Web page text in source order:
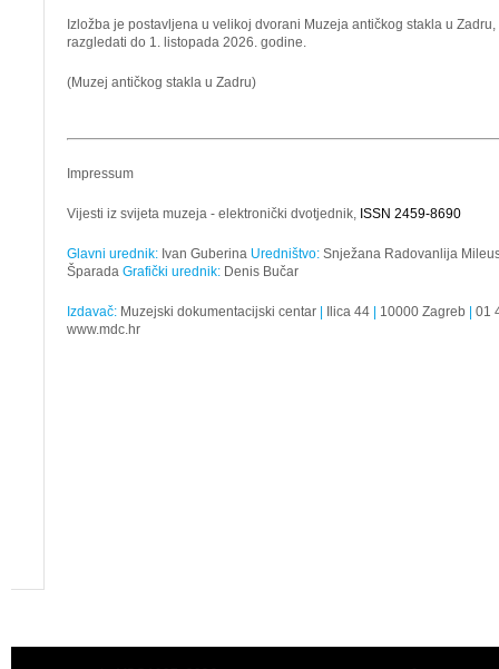
Izložba je postavljena u velikoj dvorani Muzeja antičkog stakla u
razgledati do 1. listopada 2026. godine.
(Muzej antičkog stakla u Zadru)
Impressum
Vijesti iz svijeta muzeja - elektronički dvotjednik, ISSN 2459-8690
Glavni urednik: Ivan Guberina Uredništvo: Snježana Radovanlija
Šparada Grafički urednik: Denis Bučar
Izdavač: Muzejski dokumentacijski centar Ilica 44 10000 Zagreb
01
www.mdc.hr